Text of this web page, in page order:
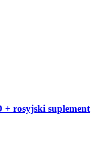
+ rosyjski suplement